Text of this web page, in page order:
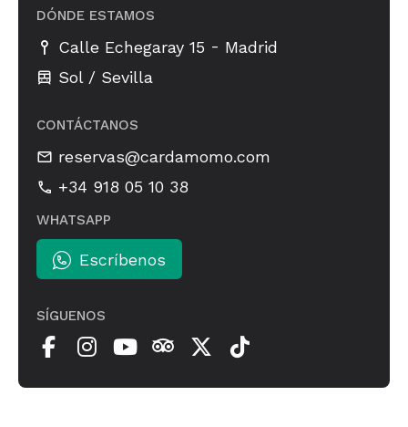
DÓNDE ESTAMOS
Calle Echegaray 15 - Madrid
Sol / Sevilla
CONTÁCTANOS
reservas@cardamomo.com
+34 918 05 10 38
WHATSAPP
Escríbenos
SÍGUENOS